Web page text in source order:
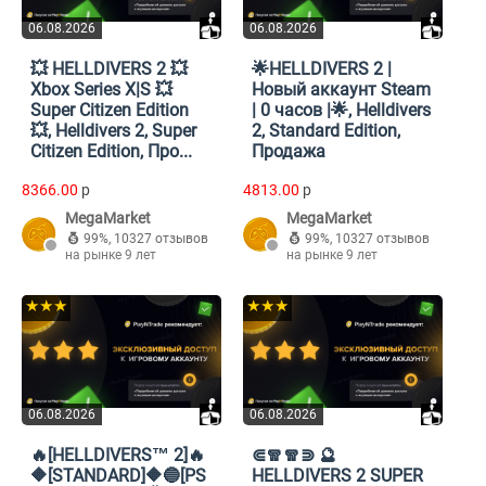
06.08.2026
💥 HELLDIVERS 2 💥
Xbox Series X|S 💥
Super Citizen Edition
💥, Helldivers 2, Super
Citizen Edition, Про...
8366.00 p
MegaMarket
99%, 10327 отзывов
на рынке 9 лет
06.08.2026
🌟HELLDIVERS 2 |
Новый аккаунт Steam
| 0 часов |🌟, Helldivers
2, Standard Edition,
Продажа
4813.00 p
MegaMarket
99%, 10327 отзывов
на рынке 9 лет
06.08.2026
★★★
🔥[HELLDIVERS™ 2]🔥
🔶[STANDARD]🔶🔵[PS
06.08.2026
★★★
⋐🧣🧣⋑ 🔮
HELLDIVERS 2 SUPER